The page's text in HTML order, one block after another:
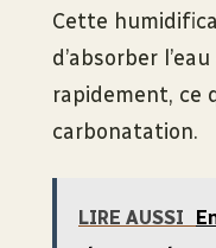
Cette
d’absorber
rapidement, ce
carbonatation.
LIRE AUSSI